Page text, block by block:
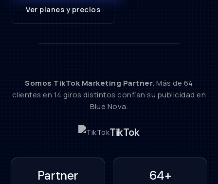
Ver planes y precios
♫ sonido original — bluenova
Comprar ahora
Somos TikTok Marketing Partner. Más de 64
clientes en 14 giros distintos confían su publicidad en
Blue Nova.
TikTok
Partner 64+